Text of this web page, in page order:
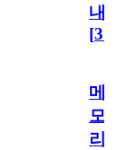
내
[31
메
모
리